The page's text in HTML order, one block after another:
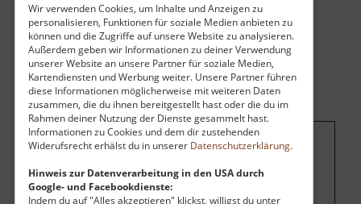
Wir verwenden Cookies, um Inhalte und Anzeigen zu
personalisieren, Funktionen für soziale Medien anbieten zu
können und die Zugriffe auf unsere Website zu analysieren.
Außerdem geben wir Informationen zu deiner Verwendung
unserer Website an unsere Partner für soziale Medien,
Kartendiensten und Werbung weiter. Unsere Partner führen
diese Informationen möglicherweise mit weiteren Daten
zusammen, die du ihnen bereitgestellt hast oder die du im
Rahmen deiner Nutzung der Dienste gesammelt hast.
Informationen zu Cookies und dem dir zustehenden
Widerufsrecht erhälst du in unserer Datenschutzerklärung.
Hinweis zur Datenverarbeitung in den USA durch
Google- und Facebookdienste:
Indem du auf "Alles akzeptieren" klickst, willigst du unter
Um dieses Projekt zu finanzieren, wird
hier Werbung eingeblendet.Cookie-
Einstellungen ändern.